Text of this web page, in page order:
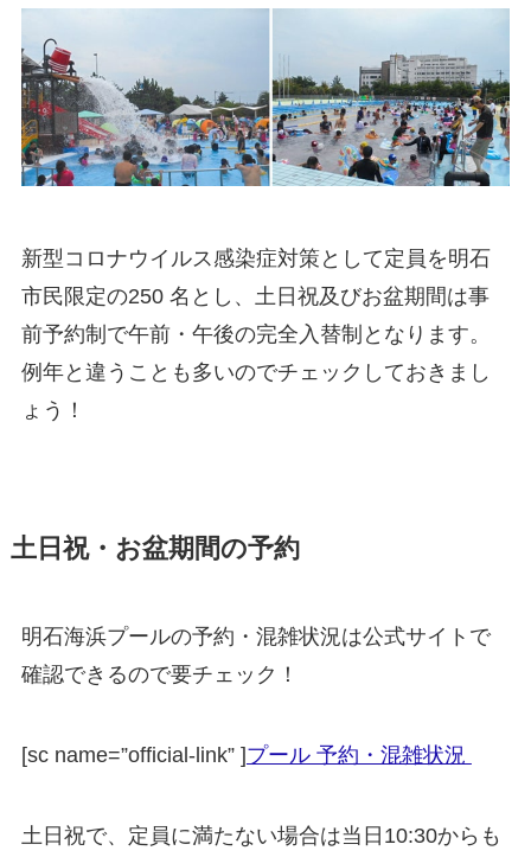
新型コロナウイルス感染症対策として定員を明石
市民限定の250 名とし、土日祝及びお盆期間は事
前予約制で午前・午後の完全入替制となります。
例年と違うことも多いのでチェックしておきまし
ょう！
土日祝・お盆期間の予約
明石海浜プールの予約・混雑状況は公式サイトで
確認できるので要チェック！
[sc name=”official-link” ]プール 予約・混雑状況
土日祝で、定員に満たない場合は当日10:30からも